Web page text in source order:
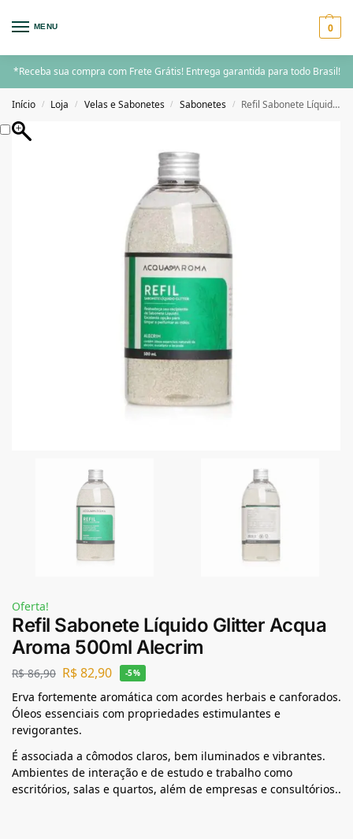
MENU 0
*Receba sua compra com Frete Grátis! Entrega garantida para todo Brasil!
Início / Loja / Velas e Sabonetes / Sabonetes / Refil Sabonete Líquido Glitter Acqua Aroma 500ml Alecrim
Oferta!
Refil Sabonete Líquido Glitter Acqua
Aroma 500ml Alecrim
R$86,90 R$82,90 -5%
Erva fortemente aromática com acordes herbais e canforados.
Óleos essenciais com propriedades estimulantes e
revigorantes.
É associada a cômodos claros, bem iluminados e vibrantes.
Ambientes de interação e de estudo e trabalho como
escritórios, salas e quartos, além de empresas e consultórios..